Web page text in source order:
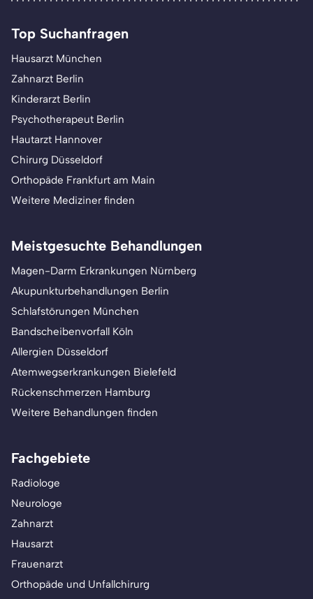
Top Suchanfragen
Hausarzt München
Zahnarzt Berlin
Kinderarzt Berlin
Psychotherapeut Berlin
Hautarzt Hannover
Chirurg Düsseldorf
Orthopäde Frankfurt am Main
Weitere Mediziner finden
Meistgesuchte Behandlungen
Magen-Darm Erkrankungen Nürnberg
Akupunkturbehandlungen Berlin
Schlafstörungen München
Bandscheibenvorfall Köln
Allergien Düsseldorf
Atemwegserkrankungen Bielefeld
Rückenschmerzen Hamburg
Weitere Behandlungen finden
Fachgebiete
Radiologe
Neurologe
Zahnarzt
Hausarzt
Frauenarzt
Orthopäde und Unfallchirurg